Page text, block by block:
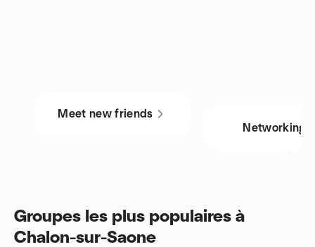
Meet new friends
Networking
Groupes les plus populaires à
Chalon-sur-Saone